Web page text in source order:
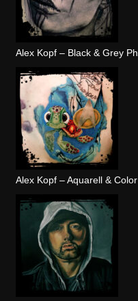
Alex Kopf – Black & Grey
Alex Kopf – Aquarell & Color